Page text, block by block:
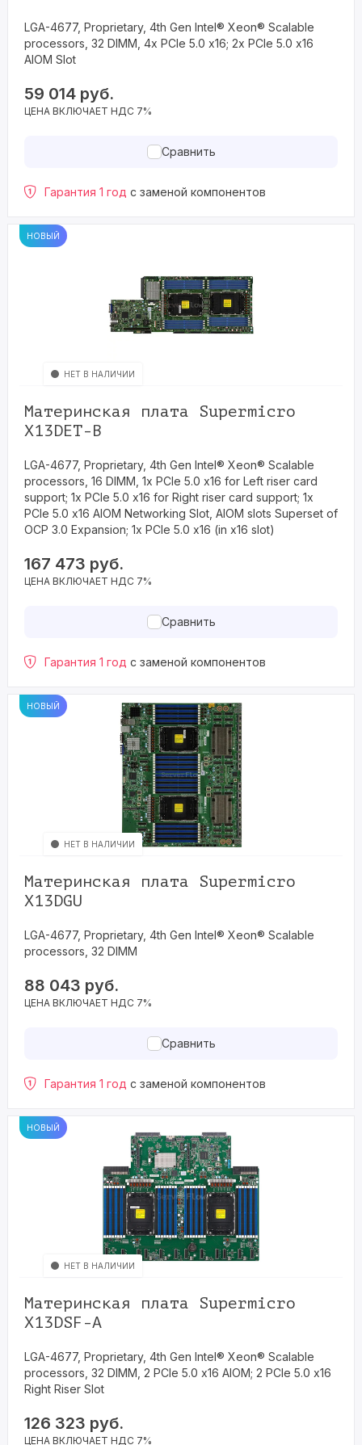
LGA-4677, Proprietary, 4th Gen Intel® Xeon® Scalable
processors, 32 DIMM, 4x PCIe 5.0 x16; 2x PCIe 5.0 x16
AIOM Slot
59 014 руб.
ЦЕНА ВКЛЮЧАЕТ НДС 7%
Сравнить
Гарантия 1 год с заменой компонентов
НОВЫЙ
НЕТ В НАЛИЧИИ
Материнская плата Supermicro
X13DET-B
LGA-4677, Proprietary, 4th Gen Intel® Xeon® Scalable
processors, 16 DIMM, 1x PCIe 5.0 x16 for Left riser card
support; 1x PCIe 5.0 x16 for Right riser card support; 1x
PCIe 5.0 x16 AIOM Networking Slot, AIOM slots Superset of
OCP 3.0 Expansion; 1x PCIe 5.0 x16 (in x16 slot)
167 473 руб.
ЦЕНА ВКЛЮЧАЕТ НДС 7%
Сравнить
Гарантия 1 год с заменой компонентов
НОВЫЙ
НЕТ В НАЛИЧИИ
Материнская плата Supermicro
X13DGU
LGA-4677, Proprietary, 4th Gen Intel® Xeon® Scalable
processors, 32 DIMM
88 043 руб.
ЦЕНА ВКЛЮЧАЕТ НДС 7%
Сравнить
Гарантия 1 год с заменой компонентов
НОВЫЙ
НЕТ В НАЛИЧИИ
Материнская плата Supermicro
X13DSF-A
LGA-4677, Proprietary, 4th Gen Intel® Xeon® Scalable
processors, 32 DIMM, 2 PCIe 5.0 x16 AIOM; 2 PCIe 5.0 x16
Right Riser Slot
126 323 руб.
ЦЕНА ВКЛЮЧАЕТ НДС 7%